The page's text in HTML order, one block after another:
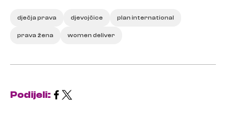
dječja prava djevojčice plan international
prava žena women deliver
Podijeli: